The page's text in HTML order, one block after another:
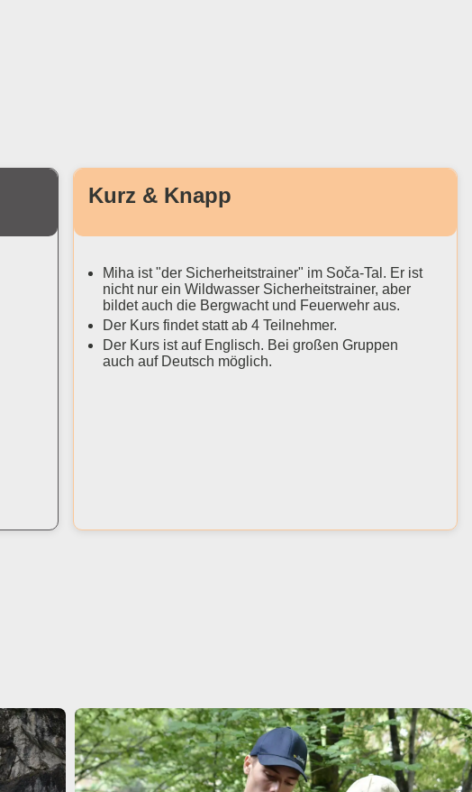
Kurz & Knapp
Miha ist "der Sicherheitstrainer" im Soča-Tal. Er ist
nicht nur ein Wildwasser Sicherheitstrainer, aber
bildet auch die Bergwacht und Feuerwehr aus.
Der Kurs findet statt ab 4 Teilnehmer.
Der Kurs ist auf Englisch. Bei großen Gruppen
auch auf Deutsch möglich.